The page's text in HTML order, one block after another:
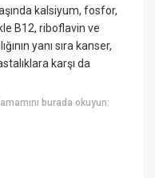
kalsiyum, fosfor,
B12, riboflavin ve
yanı sıra kanser,
karşı da
burada okuyun: